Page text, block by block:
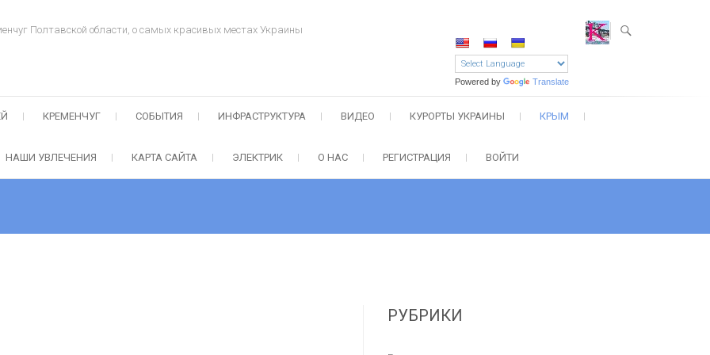
Полтавской области, о самых красивых местах Украины
Powered by Translate
КРЕМЕНЧУГ СОБЫТИЯ ИНФРАСТРУКТУРА ВИДЕО КУРОРТЫ УКРАИНЫ КРЫМ
НАШИ УВЛЕЧЕНИЯ КАРТА САЙТА ЭЛЕКТРИК О НАС РЕГИСТРАЦИЯ ВОЙТИ
РУБРИКИ